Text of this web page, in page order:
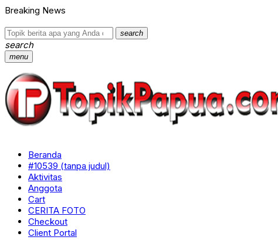
Breaking News
search
search
menu
Beranda
#10539 (tanpa judul)
Aktivitas
Anggota
Cart
CERITA FOTO
Checkout
Client Portal